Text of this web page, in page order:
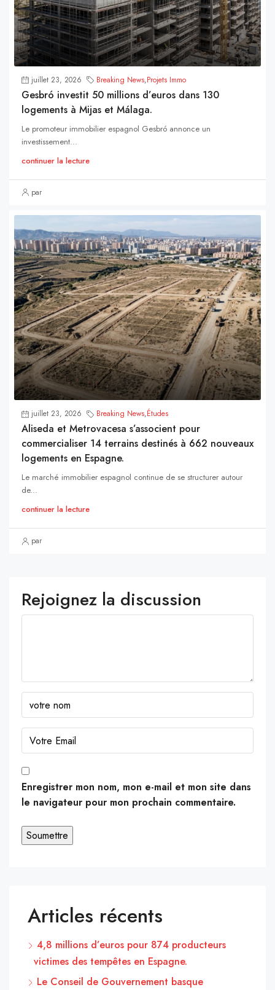
juillet 23, 2026 Breaking News,Projets Immo
Gesbró investit 50 millions d’euros dans 130
logements à Mijas et Málaga.
Le promoteur immobilier espagnol Gesbró annonce un
investissement...
continuer la lecture
par
juillet 23, 2026 Breaking News,Études
Aliseda et Metrovacesa s’associent pour
commercialiser 14 terrains destinés à 662 nouveaux
logements en Espagne.
Le marché immobilier espagnol continue de se structurer autour
de...
continuer la lecture
par
Rejoignez la discussion
Enregistrer mon nom, mon e-mail et mon site dans
le navigateur pour mon prochain commentaire.
Articles récents
4,8 millions d’euros pour 874 producteurs
victimes des tempêtes en Espagne.
Le Conseil de Gouvernement basque